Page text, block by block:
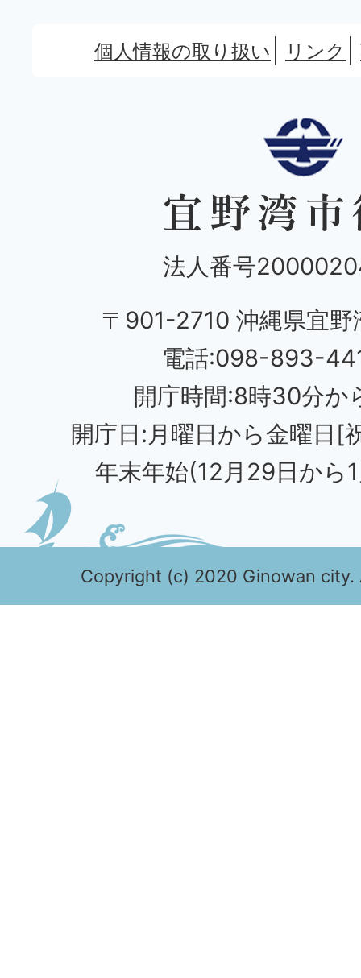
個人情報の取り扱い リンク
法人番号
〒901-2710 沖縄県宜野
電話:098-893-
開庁時間:8時30分か
開庁日:月曜日から金曜日[
年末年始(12月29日から
Copyright (c) 2020 Ginowan city.